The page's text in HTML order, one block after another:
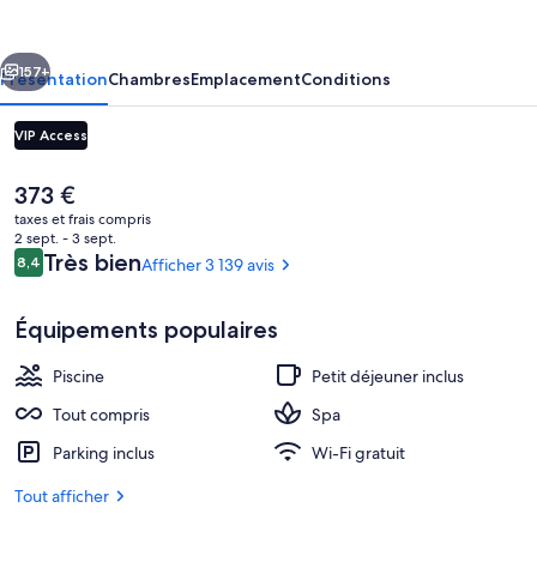
All-
Inclusive
Vue aérienne
Suivant
157+
PrésentationChambresEmplacementConditions
VIP Access
Le
prix
actuel
est
de
373 €
taxes et frais compris
2 sept. - 3 sept.
Avis
voyageurs
8,48,4 sur 10
Très bienAfficher 3 139 avis
Équipements populaires
Piscine
Petit déjeuner inclus
Tout compris
Spa
Parking inclus
Wi-Fi gratuit
Tout afficher